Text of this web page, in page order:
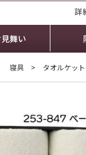
詳
舞い
寝具 タオルケッ